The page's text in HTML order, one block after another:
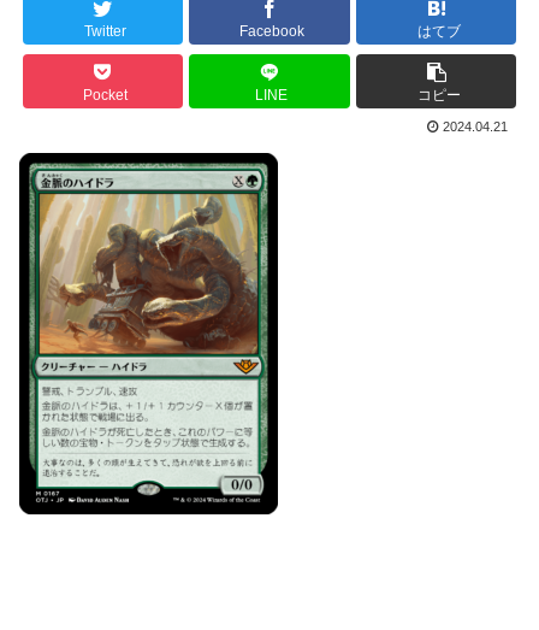
Twitter Facebook はてブ
Pocket LINE コピー
2024.04.21